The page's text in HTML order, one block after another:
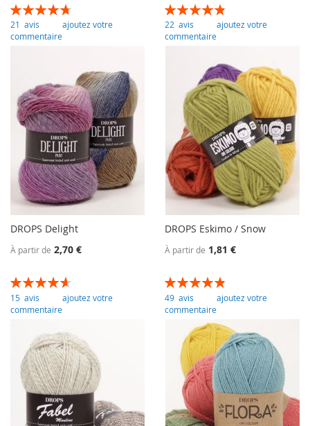
Évaluation:
95
% of100
21 avis
ajoutez votre
commentaire
Évaluation:
97
% of100
22 avis
ajoutez votre
commentaire
DROPS Delight
À partir de 2,70 €
Évaluation:
93
% of100
15 avis
ajoutez votre
commentaire
DROPS Eskimo / Snow
À partir de 1,81 €
Évaluation:
97
% of100
49 avis
ajoutez votre
commentaire